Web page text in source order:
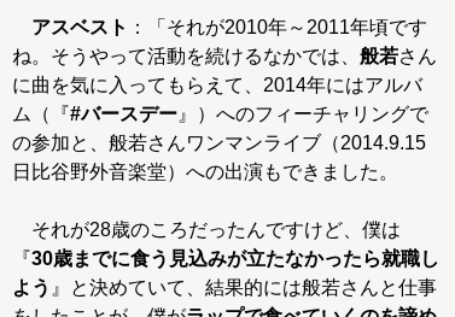
アスベスト ：「それが2010年～2011年頃です
ね。そうやって活動を続けるなかでは、 般若さん
に曲を気に入ってもらえて、2014年にはアルバ
ム（『#バースデー 』）へのフィーチャリングで
の参加と、般若さんワンマンライブ（2014.9.15
日比谷野外音楽堂）への出演もできました。
それが28歳のころだったんですけど、僕は
『30歳までに食う見込みが立たなかったら就職し
よう 』と決めていて、結果的には般若さんと仕事